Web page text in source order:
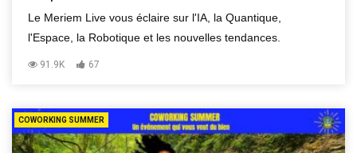
Le Meriem Live vous éclaire sur l'IA, la Quantique,
l'Espace, la Robotique et les nouvelles tendances.
91.9K 67
COWORKING SUMMER